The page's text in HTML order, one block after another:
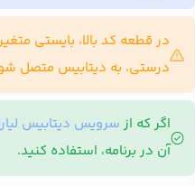
در قطعه کد بالا، بایستی
درستی، به دیتابیس متصل
اگر که از سرویس دیتابیس
آن در برنامه، استفاده کنید.